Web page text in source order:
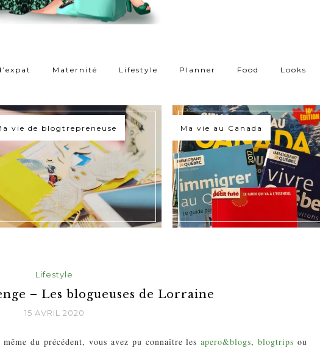
Maternité Lifestyle Planner Food Looks
vie de blogtrepreneuse Ma vie au Canada
Lifestyle
– Les blogueuses de Lorraine
15 AVRIL 2020
même du précédent, vous avez pu connaître lesapero&blogs,blogtrips ou